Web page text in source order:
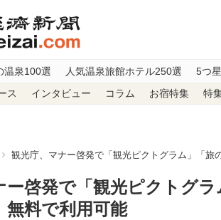
温泉100選 人気温泉旅館ホテル250選 5つ
ス インタビュー コラム お宿特集 特
観光庁、マナー啓発で「観光ピクトグラム」「
ー啓発で「観光ピクトグ
料で利用可能